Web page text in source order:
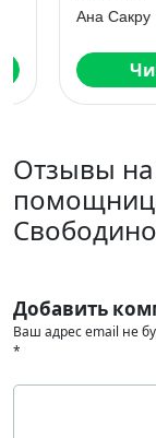
Ана Сакру
Отзывы на
Добавить
Ваш адрес email не
*